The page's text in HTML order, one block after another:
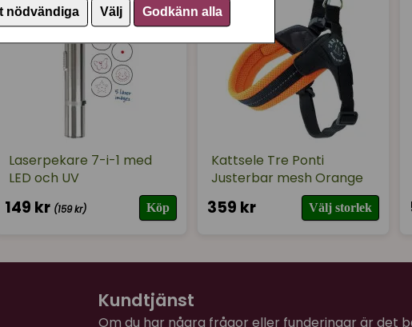
nödvändiga Välj Godkänn alla
Johanna
Prasslar precis lagom, katten dribblar gärna
Johanna
Prasslar precis lagom, katten dribblar gärna
Laserpekare 7-i-1 med
LED och UV
149 kr (159 kr) Köp
Kattsele Tre Ponti
Justerbar mesh Orange
359 kr Välj storlek
Kundtjänst
Om du har några frågor eller funderingar är det